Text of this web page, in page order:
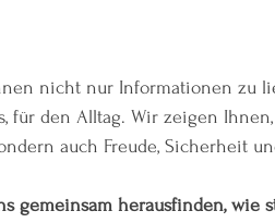
nicht nur Informationen zu
für den Alltag. Wir zeigen
auch Freude, Sicherheit
gemeinsam herausfinden, wie